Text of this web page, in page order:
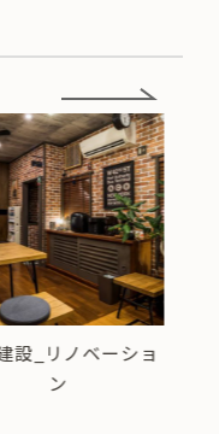
設_保証・定期点
検